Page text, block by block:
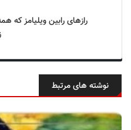
رازهای رابین ویلیامز که
نوشته های مرتبط